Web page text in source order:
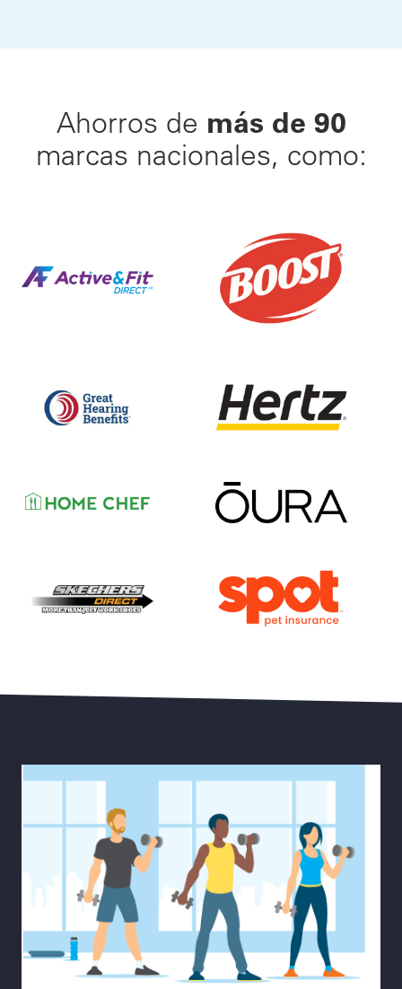
Ahorros de más de 90
marcas nacionales, como:
Haz tu movimiento™ hacia una vida más
30% de Descuento en Estilos Selectos más Envío